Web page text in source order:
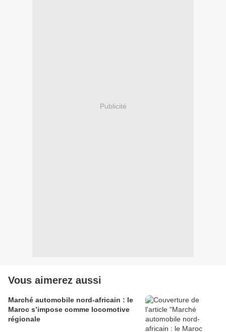
Publicité
Vous aimerez aussi
Marché automobile nord-africain : le
Maroc s’impose comme locomotive
régionale